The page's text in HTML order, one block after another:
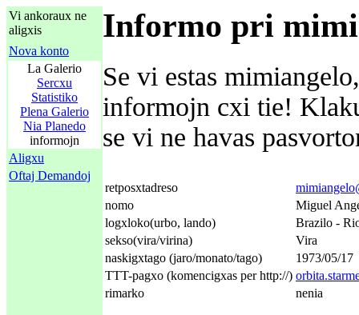
Vi ankoraux ne
aligxis
Nova konto
La Galerio
Sercxu
Statistiko
Plena Galerio
Nia Planedo
informojn
Aligxu
Oftaj Demandoj
Informo pri
Se vi estas
informojn cxi tie!
se vi ne havas
retposxtadreso
nomo
Miguel
logxloko(urbo, lando)
Brazilo -
sekso(vira/virina)
Vira
naskigxtago (jaro/monato/tago)
1973/05/17
TTT-pagxo (komencigxas per http://)
rimarko
nenia